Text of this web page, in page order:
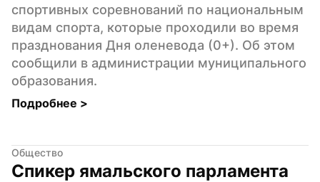
спортивных соревнований по национальным
видам спорта, которые проходили во время
празднования Дня оленевода (0+). Об этом
сообщили в администрации муниципального
образования.
Подробнее >
Общество
Спикер ямальского парламента